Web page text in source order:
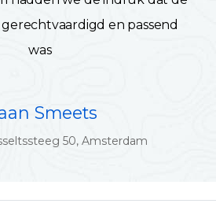
en passend
was
Smeets
50, Amsterdam